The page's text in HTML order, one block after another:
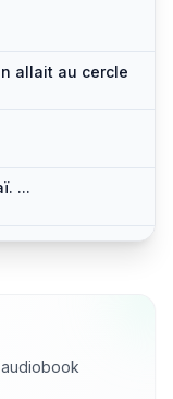
allait au cercle
...